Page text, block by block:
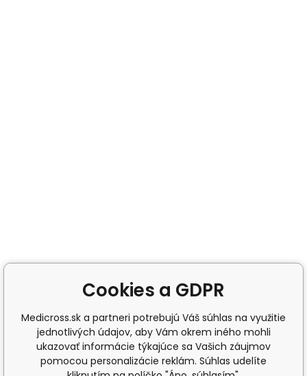
Cookies a GDPR
Medicross.sk a partneri potrebujú Váš súhlas na využitie
jednotlivých údajov, aby Vám okrem iného mohli
ukazovať informácie týkajúce sa Vašich záujmov
pomocou personalizácie reklám. Súhlas udelíte